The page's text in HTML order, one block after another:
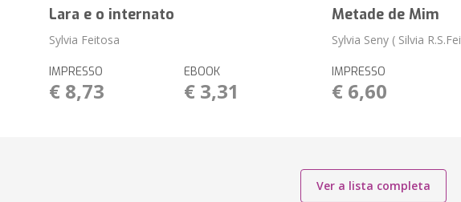
Lara e o internato
Sylvia Feitosa
IMPRESSO
€ 8,73
EBOOK
€ 3,31
Metade de Mim
Sylvia Seny ( Silvia
IMPRESSO
€ 6,60
Ver a lista completa